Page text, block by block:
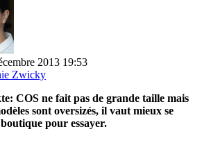
2013 19:53
Zwicky
COS ne fait pas de grande taille mais
sont oversizés, il vaut mieux se
pour essayer.